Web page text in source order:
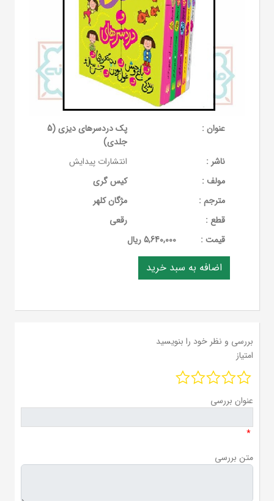
عنوان :
پک دردسرهای دیزی (5
جلدی)
ناشر :
انتشارات پیدایش
مولف :
کیس گری
مترجم :
مژگان کلهر
قطع :
رقعی
قيمت :
5,640,000 ریال
بررسی و نظر خود را بنویسید
امتیاز
عنوان بررسی
*
متن بررسی